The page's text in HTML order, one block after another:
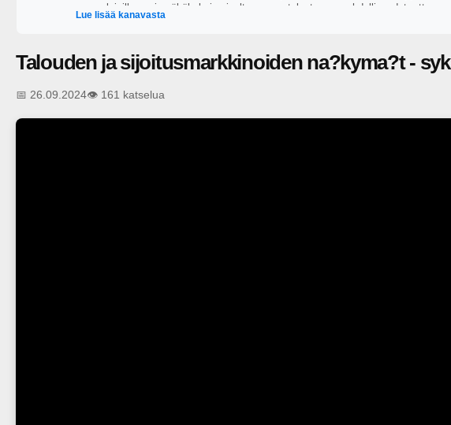
suomalaisille uusia näkökulmia oivaltaa oman taloutensa mahdollisuudet, ottaa
ja rakentaa taloudellista mielenrauhaa. Oivalla mahdollisuutesi
Lue lisää kanavasta
Talouden ja sijoitusmarkkinoiden na?kyma?t -
📅 26.09.2024👁️ 161 katselua